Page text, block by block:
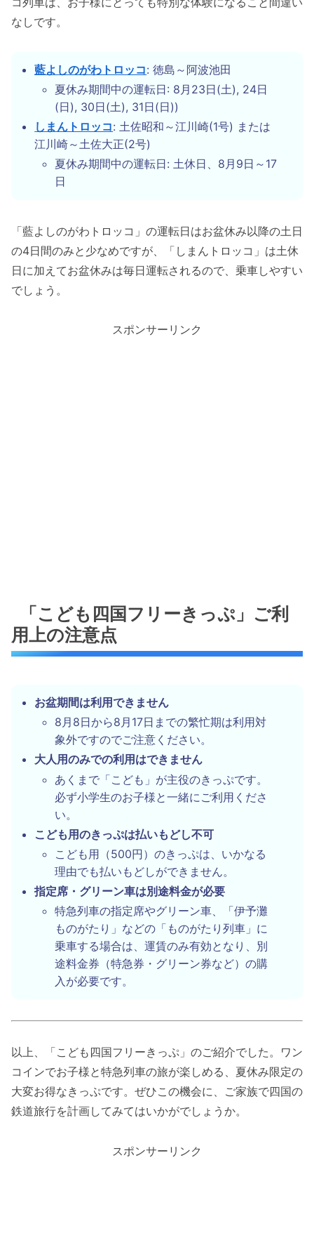
なしです。
藍よしのがわトロッコ: 徳島～阿波池田
夏休み期間中の運転日: 8月23日(土), 24日
(日), 30日(土), 31日(日))
しまんトロッコ: 土佐昭和～江川崎(1号) または
江川崎～土佐大正(2号)
夏休み期間中の運転日: 土休日、8月9日～17
日
「藍よしのがわトロッコ」の運転日はお盆休み以降の土日
の4日間のみと少なめですが、「しまんトロッコ」は土休
日に加えてお盆休みは毎日運転されるので、乗車しやすい
でしょう。
スポンサーリンク
「こども四国フリーきっぷ」ご利
用上の注意点
お盆期間は利用できません
8月8日から8月17日までの繁忙期は利用対
象外ですのでご注意ください。
大人用のみでの利用はできません
あくまで「こども」が主役のきっぷです。
必ず小学生のお子様と一緒にご利用くださ
い。
こども用のきっぷは払いもどし不可
こども用（500円）のきっぷは、いかなる
理由でも払いもどしができません。
指定席・グリーン車は別途料金が必要
特急列車の指定席やグリーン車、「伊予灘
ものがたり」などの「ものがたり列車」に
乗車する場合は、運賃のみ有効となり、別
途料金券（特急券・グリーン券など）の購
入が必要です。
以上、「こども四国フリーきっぷ」のご紹介でした。ワン
コインでお子様と特急列車の旅が楽しめる、夏休み限定の
大変お得なきっぷです。ぜひこの機会に、ご家族で四国の
鉄道旅行を計画してみてはいかがでしょうか。
スポンサーリンク